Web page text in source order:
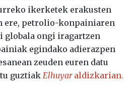
ikerketek erakusten
ere, petrolio-konpainiaren
globala ongi iragartzen
egindako adierazpen
zeuden euren datu
guztiak Elhuyaraldizkarian.